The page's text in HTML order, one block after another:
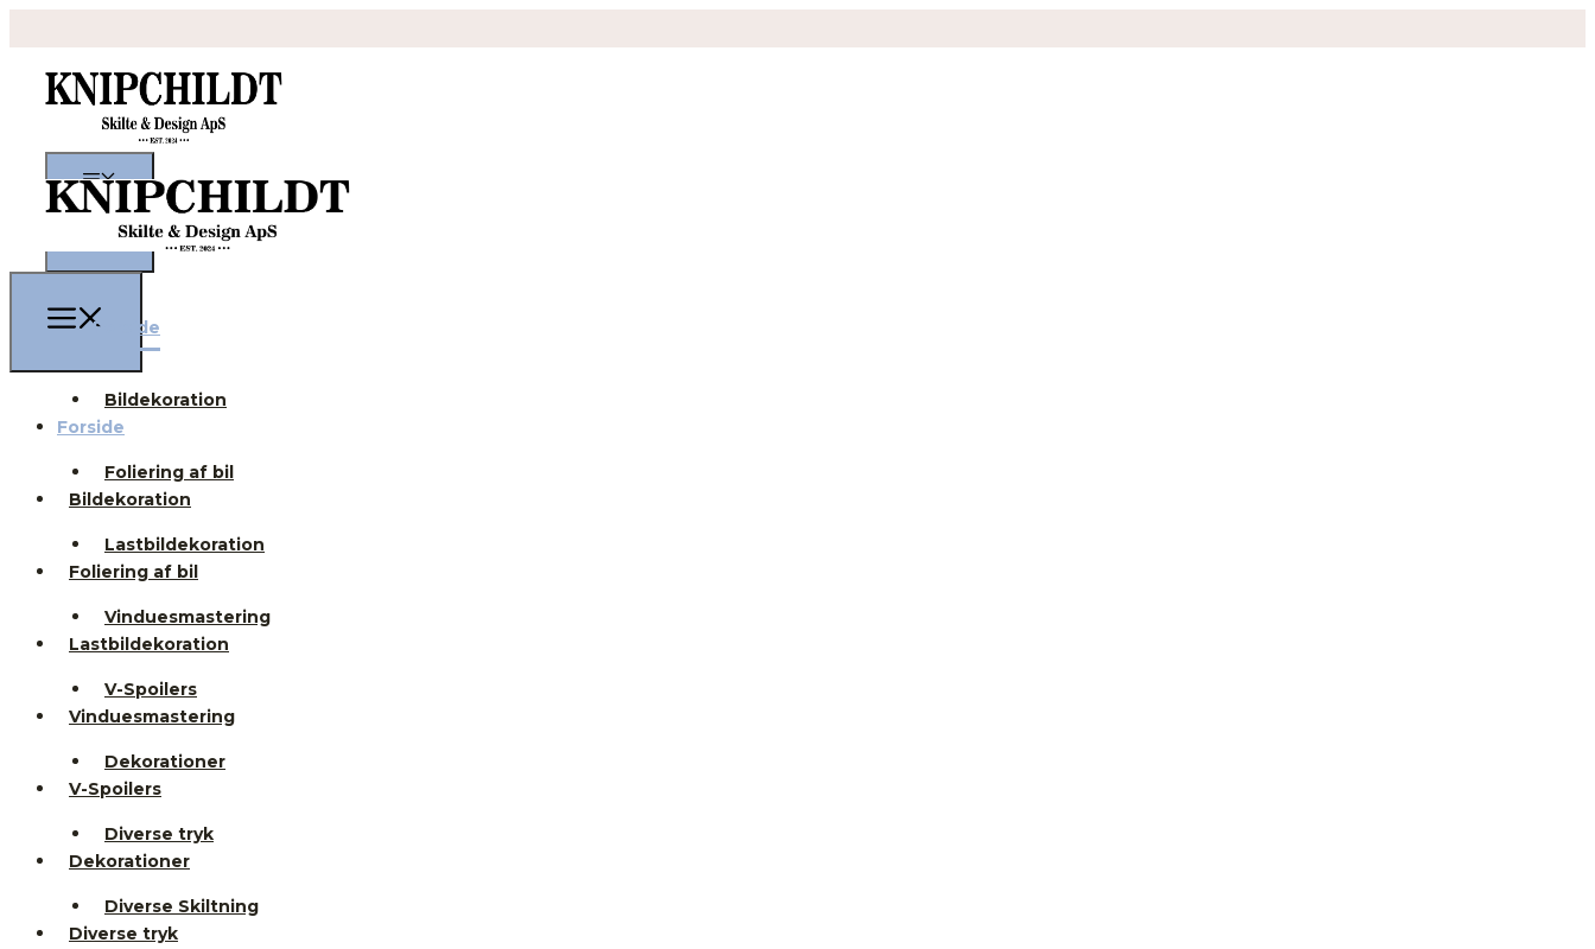
Forside
Bildekoration
Foliering af bil
Lastbildekoration
Vinduesmastering
V-Spoilers
Dekorationer
Diverse tryk
Diverse Skiltning
Forside
Bildekoration
Foliering af bil
Lastbildekoration
Vinduesmastering
V-Spoilers
Dekorationer
Diverse tryk